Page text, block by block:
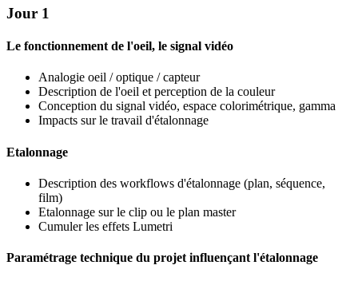
Jour 1
Le fonctionnement de l'oeil, le signal vidéo
Analogie oeil / optique / capteur
Description de l'oeil et perception de la couleur
Conception du signal vidéo, espace colorimétrique, gamma
Impacts sur le travail d'étalonnage
Etalonnage
Description des workflows d'étalonnage (plan, séquence,
film)
Etalonnage sur le clip ou le plan master
Cumuler les effets Lumetri
Paramétrage technique du projet influençant l'étalonnage